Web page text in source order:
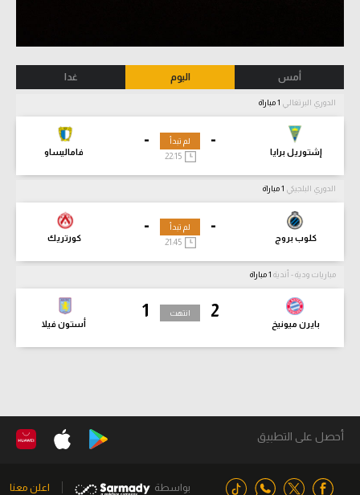
أمس اليوم غدا
الدوري البرتغالي
-
إشتوريل برايا
-
فاماليساو
لم تبدأ
22:15
الدوري البلجيكي
-
كلوب بروج
-
كورتريك
لم تبدأ
21:45
مباريات ودية - أندية
2
بايرن ميونيخ
1
أستون فيلا
انتهت
أحصل على التطبيق
بواسطة اعلن معنا